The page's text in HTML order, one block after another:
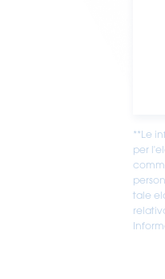
**Le
per
tale